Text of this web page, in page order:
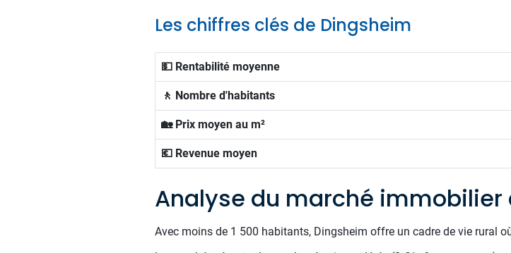
Les chiffres clés de Dingsheim
💵 Rentabilité moyenne
🚶 Nombre d'habitants
🏡 Prix moyen au m²
💶 Revenue moyen
Analyse du marché immobilier
Avec moins de 1 500 habitants, Dingsheim offre un cadre de vie rural